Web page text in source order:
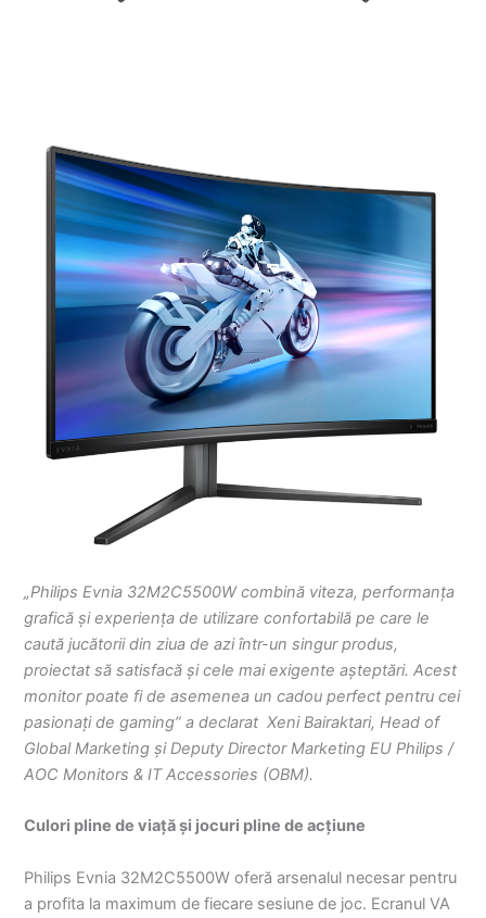
„Philips Evnia 32M2C5500W combină viteza, performanța
grafică și experiența de utilizare confortabilă pe care le
caută jucătorii din ziua de azi într-un singur produs,
proiectat să satisfacă și cele mai exigente așteptări. Acest
monitor poate fi de asemenea un cadou perfect pentru cei
pasionați de gaming” a declarat Xeni Bairaktari, Head of
Global Marketing și Deputy Director Marketing EU Philips /
AOC Monitors & IT Accessories (OBM).
Culori pline de viață și jocuri pline de acțiune
Philips Evnia 32M2C5500W oferă arsenalul necesar pentru
a profita la maximum de fiecare sesiune de joc. Ecranul VA